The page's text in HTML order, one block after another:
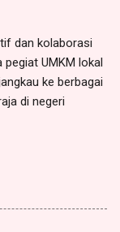
dan kolaborasi
UMKM lokal
ke berbagai
di negeri